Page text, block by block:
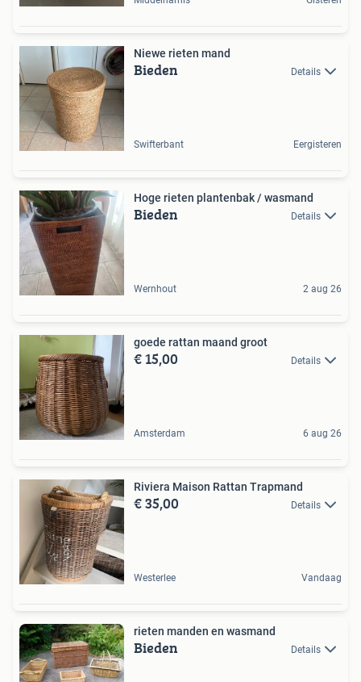
Niewe rieten mand
Bieden Details
Swifterbant Eergisteren
Hoge rieten plantenbak / wasmand
Bieden Details
Wernhout 2 aug 26
goede rattan maand groot
€ 15,00 Details
Amsterdam 6 aug 26
Riviera Maison Rattan Trapmand
€ 35,00 Details
Westerlee Vandaag
rieten manden en wasmand
Bieden Details